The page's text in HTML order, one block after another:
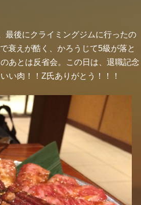
最後にクライミングジムに行ったの
衰えが酷く、かろうじて5級が落と
あとは反省会。この日は、退職記念
い肉！！Z氏ありがとう！！！